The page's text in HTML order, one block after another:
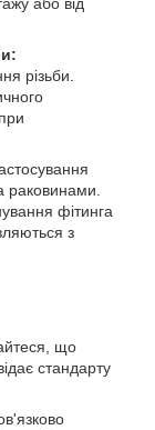
або від
різьби.
раковинами.
фітинга
з
що
стандарту